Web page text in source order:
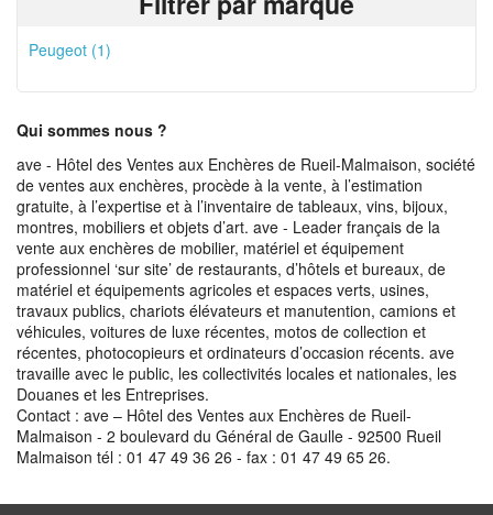
Peugeot (1)
Qui sommes nous ?
ave - Hôtel des Ventes aux Enchères de Rueil-Malmaison, société
de ventes aux enchères, procède à la vente, à l’estimation
gratuite, à l’expertise et à l’inventaire de tableaux, vins, bijoux,
montres, mobiliers et objets d’art. ave - Leader français de la
vente aux enchères de mobilier, matériel et équipement
professionnel ‘sur site’ de restaurants, d’hôtels et bureaux, de
matériel et équipements agricoles et espaces verts, usines,
travaux publics, chariots élévateurs et manutention, camions et
véhicules, voitures de luxe récentes, motos de collection et
récentes, photocopieurs et ordinateurs d’occasion récents. ave
travaille avec le public, les collectivités locales et nationales, les
Douanes et les Entreprises.
Contact : ave – Hôtel des Ventes aux Enchères de Rueil-
Malmaison - 2 boulevard du Général de Gaulle - 92500 Rueil
Malmaison tél : 01 47 49 36 26 - fax : 01 47 49 65 26.